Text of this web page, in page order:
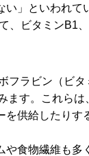
」といわれて
、ビタミンB1
フラビン（ビ
ます。これら
供給したりす
食物繊維も多